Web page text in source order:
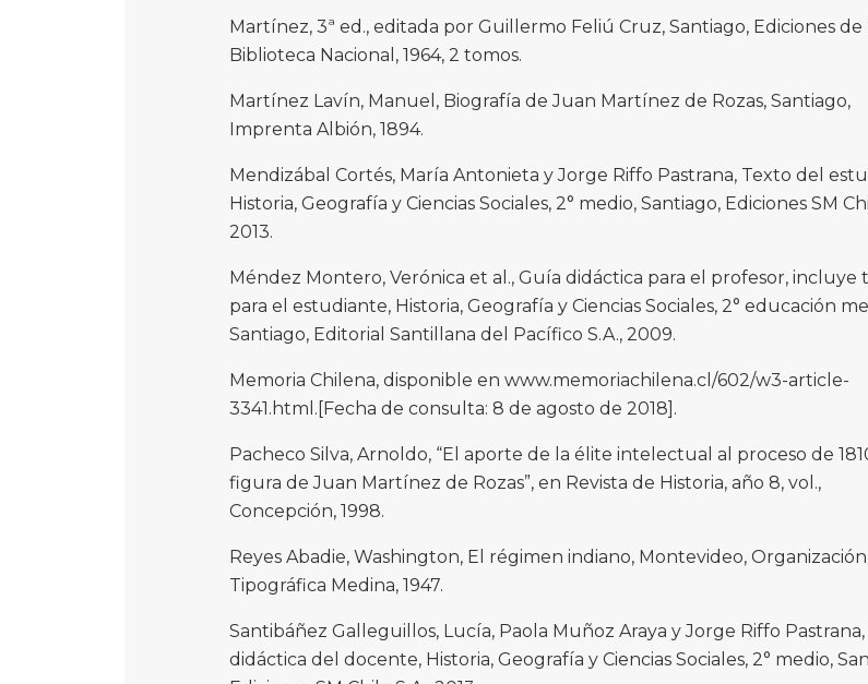
Martínez, 3ª ed., editada por Guillermo Feliú Cruz, Santiago, Ediciones de
Biblioteca Nacional, 1964, 2 tomos.
Martínez Lavín, Manuel, Biografía de Juan Martínez de Rozas, Santiago,
Imprenta Albión, 1894.
Mendizábal Cortés, María Antonieta y Jorge Riffo Pastrana, Texto del
Historia, Geografía y Ciencias Sociales, 2° medio, Santiago, Ediciones SM
2013.
Méndez Montero, Verónica et al., Guía didáctica para el profesor, incluye
para el estudiante, Historia, Geografía y Ciencias Sociales, 2° educación
Santiago, Editorial Santillana del Pacífico S.A., 2009.
Memoria Chilena, disponible en www.memoriachilena.cl/602/w3-article-
3341.html.[Fecha de consulta: 8 de agosto de 2018].
Pacheco Silva, Arnoldo, “El aporte de la élite intelectual al proceso de
figura de Juan Martínez de Rozas”, en Revista de Historia, año 8, vol.,
Concepción, 1998.
Reyes Abadie, Washington, El régimen indiano, Montevideo, Organización
Tipográfica Medina, 1947.
Santibáñez Galleguillos, Lucía, Paola Muñoz Araya y Jorge Riffo
didáctica del docente, Historia, Geografía y Ciencias Sociales, 2° medio,